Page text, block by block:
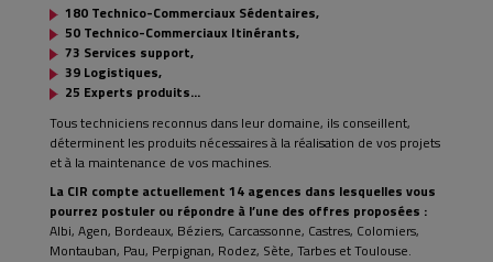
180 Technico-Commerciaux Sédentaires,
50 Technico-Commerciaux Itinérants,
73 Services support,
39 Logistiques,
25 Experts produits…
Tous techniciens reconnus dans leur domaine, ils conseillent,
déterminent les produits nécessaires à la réalisation de vos projets
et à la maintenance de vos machines.
La CIR compte actuellement 14 agences dans lesquelles vous
pourrez postuler ou répondre à l’une des offres proposées :
Albi, Agen, Bordeaux, Béziers, Carcassonne, Castres, Colomiers,
Montauban, Pau, Perpignan, Rodez, Sète, Tarbes et Toulouse.